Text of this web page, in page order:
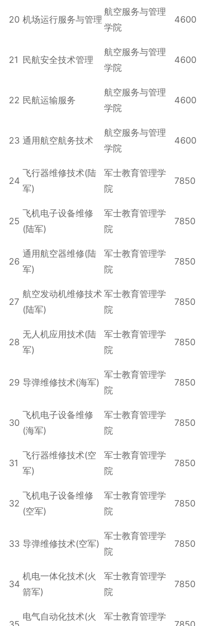
20 机场运行服务与管理
航空服务与管理
学院
4600
21 民航安全技术管理
航空服务与管理
学院
4600
22 民航运输服务
航空服务与管理
学院
4600
23 通用航空航务技术
航空服务与管理
学院
4600
24
飞行器维修技术(陆
军)
军士教育管理学
院
7850
25
飞机电子设备维修
(陆军)
军士教育管理学
院
7850
26
通用航空器维修(陆
军)
军士教育管理学
院
7850
27
航空发动机维修技术
(陆军)
军士教育管理学
院
7850
28
无人机应用技术(陆
军)
军士教育管理学
院
7850
29 导弹维修技术(海军)
军士教育管理学
院
7850
30
飞机电子设备维修
(海军)
军士教育管理学
院
7850
31
飞行器维修技术(空
军)
军士教育管理学
院
7850
32
飞机电子设备维修
(空军)
军士教育管理学
院
7850
33 导弹维修技术(空军)
军士教育管理学
院
7850
34
机电一体化技术(火
箭军)
军士教育管理学
院
7850
电气自动化技术(火 军士教育管理学